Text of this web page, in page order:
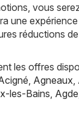
vous
une expérience
réductions
les offres
Agneaux
les-Bains Agde